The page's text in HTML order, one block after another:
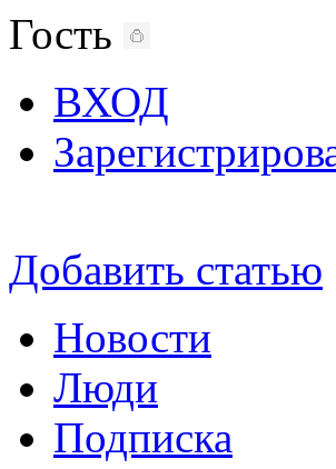
Гость
ВХОД
Добавить статью
Новости
Люди
Подписка